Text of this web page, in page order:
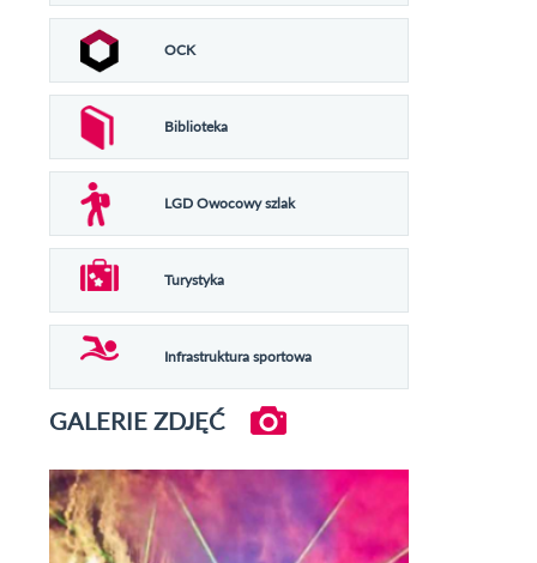
OCK
Biblioteka
LGD Owocowy szlak
Turystyka
Infrastruktura sportowa
GALERIE ZDJĘĆ